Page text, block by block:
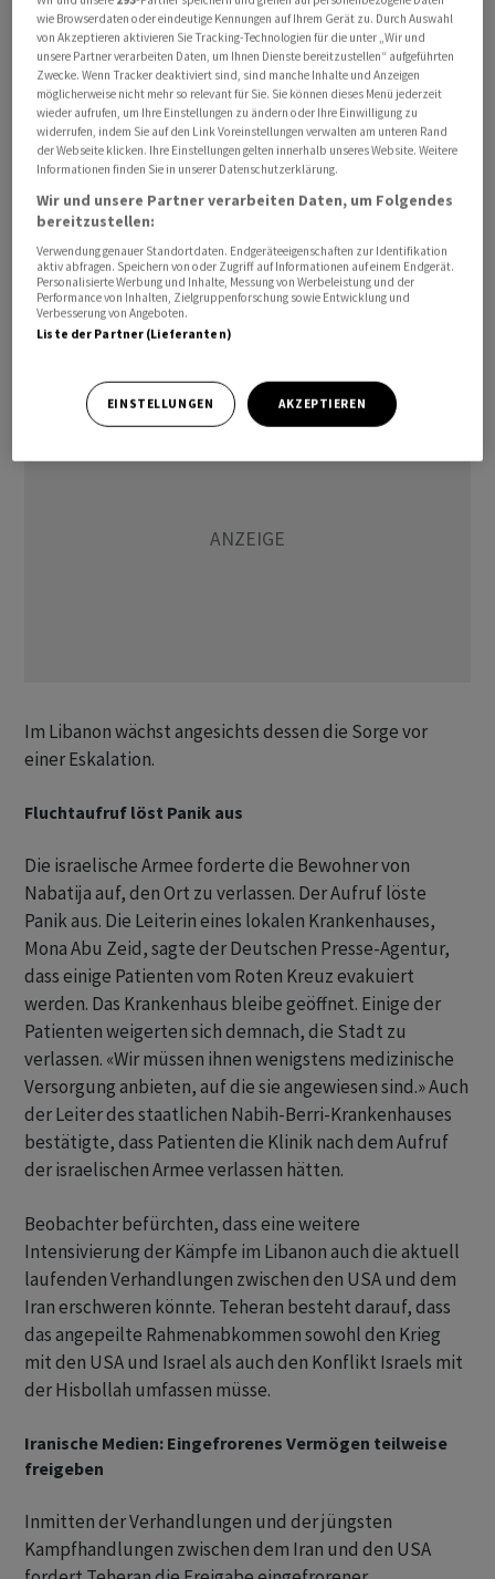
abgezogen.
Netanjahu unter Druck
Bei Angriffen auf Ziele im Libanon waren nach
libanesischen Angaben zuvor elf Menschen getötet
worden. Insgesamt sind laut israelischem Militär in der
jüngsten Angriffswelle mehr als 100 Hisbollah-Ziele in
der Bekaa-Ebene und anderen Orten im Süden des
Landes angegriffen worden. Israels Ministerpräsident
Benjamin Netanjahu steht innenpolitisch unter Druck,
die Angriffe auszuweiten, auch wenn dies einen Konflikt
Im Libanon wächst angesichts dessen die Sorge vor
einer Eskalation.
Fluchtaufruf löst Panik aus
Die israelische Armee forderte die Bewohner von
Nabatija auf, den Ort zu verlassen. Der Aufruf löste
Panik aus. Die Leiterin eines lokalen Krankenhauses,
Mona Abu Zeid, sagte der Deutschen Presse-Agentur,
dass einige Patienten vom Roten Kreuz evakuiert
werden. Das Krankenhaus bleibe geöffnet. Einige der
Patienten weigerten sich demnach, die Stadt zu
verlassen. «Wir müssen ihnen wenigstens medizinische
Versorgung anbieten, auf die sie angewiesen sind.» Auch
der Leiter des staatlichen Nabih-Berri-Krankenhauses
bestätigte, dass Patienten die Klinik nach dem Aufruf
der israelischen Armee verlassen hätten.
Beobachter befürchten, dass eine weitere
Intensivierung der Kämpfe im Libanon auch die aktuell
laufenden Verhandlungen zwischen den USA und dem
Iran erschweren könnte. Teheran besteht darauf, dass
das angepeilte Rahmenabkommen sowohl den Krieg
mit den USA und Israel als auch den Konflikt Israels mit
der Hisbollah umfassen müsse.
Iranische Medien: Eingefrorenes Vermögen teilweise
freigeben
Inmitten der Verhandlungen und der jüngsten
Kampfhandlungen zwischen dem Iran und den USA
wie Browserdaten oder eindeutige Kennungen auf Ihrem Gerät zu. Durch Auswahl
von Akzeptieren aktivieren Sie Tracking-Technologien für die unter „Wir und
unsere Partner verarbeiten Daten, um Ihnen Dienste bereitzustellen“ aufgeführten
Zwecke. Wenn Tracker deaktiviert sind, sind manche Inhalte und Anzeigen
möglicherweise nicht mehr so relevant für Sie. Sie können dieses Menü jederzeit
wieder aufrufen, um Ihre Einstellungen zu ändern oder Ihre Einwilligung zu
widerrufen, indem Sie auf den Link Voreinstellungen verwalten am unteren Rand
der Webseite klicken. Ihre Einstellungen gelten innerhalb unseres Website. Weitere
Informationen finden Sie in unserer Datenschutzerklärung.
Wir und unsere Partner verarbeiten Daten, um Folgendes
bereitzustellen:
Verwendung genauer Standortdaten. Endgeräteeigenschaften zur Identifikation
aktiv abfragen. Speichern von oder Zugriff auf Informationen auf einem Endgerät.
Personalisierte Werbung und Inhalte, Messung von Werbeleistung und der
Performance von Inhalten, Zielgruppenforschung sowie Entwicklung und
Verbesserung von Angeboten.
Liste der Partner (Lieferanten)
EINSTELLUNGEN AKZEPTIEREN